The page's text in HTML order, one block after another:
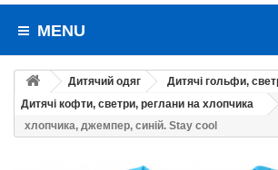
MENU
Дитячий одяг
Дитячі гольфи,
Дитячі кофти, светри, реглани на хлопчика
хлопчика, джемпер, синій. Stay cool